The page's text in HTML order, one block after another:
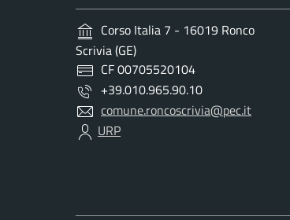
Corso Italia 7 - 16019 Ronco
Scrivia (GE)
CF 00705520104
+39.010.965.90.10
comune.roncoscrivia@pec.it
URP